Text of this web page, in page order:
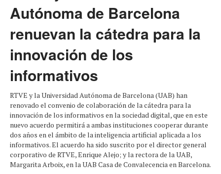
Autónoma de Barcelona
renuevan la cátedra para la
innovación de los
informativos
RTVE y la Universidad Autónoma de Barcelona (UAB) han
renovado el convenio de colaboración de la cátedra para la
innovación de los informativos en la sociedad digital, que en este
nuevo acuerdo permitirá a ambas instituciones cooperar durante
dos años en el ámbito de la inteligencia artificial aplicada a los
informativos. El acuerdo ha sido suscrito por el director general
corporativo de RTVE, Enrique Alejo; y la rectora de la UAB,
Margarita Arboix, en la UAB Casa de Convalecencia en Barcelona.